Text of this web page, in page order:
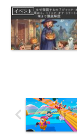
イベント